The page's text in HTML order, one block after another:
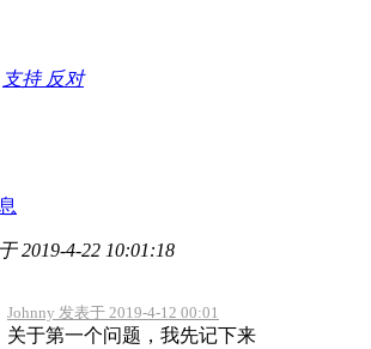
支持 反对
2019-4-22 10:01:18
Johnny 发表于 2019-4-12 00:01
关于第一个问题，我先记下来